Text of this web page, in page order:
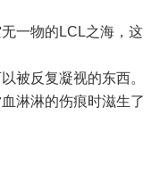
一物的LCL之海，这
被反复凝视的东西。
淋淋的伤痕时滋生了